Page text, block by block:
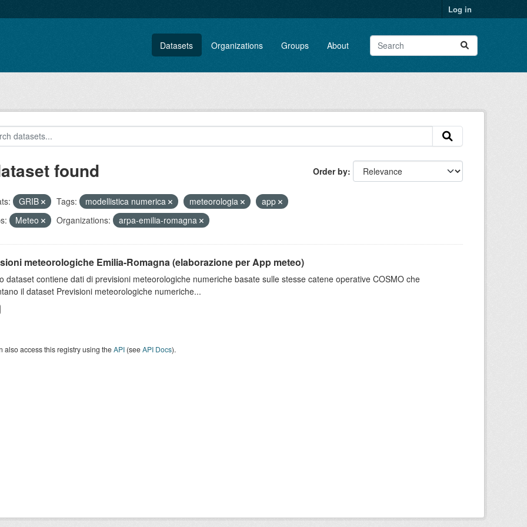
Log in
Datasets Organizations Groups About
Order by
found
GRIB Tags: modellistica numerica meteorologia
app
Meteo Organizations: arpa-emilia-romagna
meteorologiche Emilia-Romagna (elaborazione per App meteo)
dataset contiene dati di previsioni meteorologiche numeriche basate sulle stesse catene operative COSMO che
il dataset Previsioni meteorologiche numeriche...
also access this registry using theAPI(seeAPI Docs).